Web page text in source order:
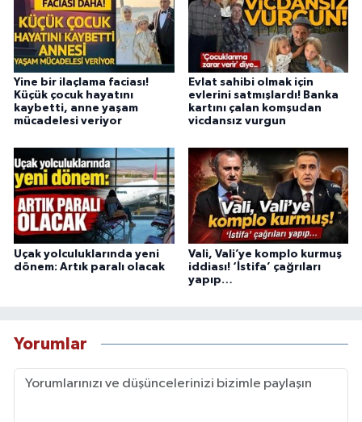
Yine bir ilaçlama faciası!
Küçük çocuk hayatını
kaybetti, anne yaşam
mücadelesi veriyor
Evlat sahibi olmak için
evlerini satmışlardı! Banka
kartını çalan komşudan
vicdansız vurgun
Uçak yolculuklarında yeni
dönem: Artık paralı olacak
Vali, Vali’ye komplo kurmuş
iddiası! ‘İstifa’ çağrıları
yapıp…
Yorumlar